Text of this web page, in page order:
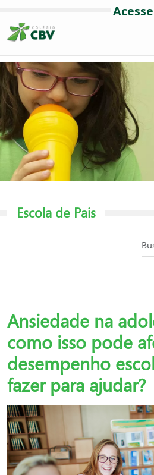
Escola de Pais
Ansiedade na
como isso pode
desempenho
fazer para ajudar?